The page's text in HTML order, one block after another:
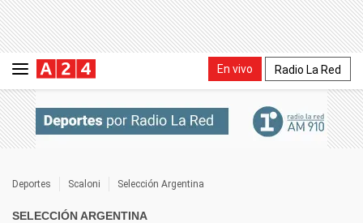
En vivo Radio La Red
Deportes Scaloni Selección Argentina
SELECCIÓN ARGENTINA